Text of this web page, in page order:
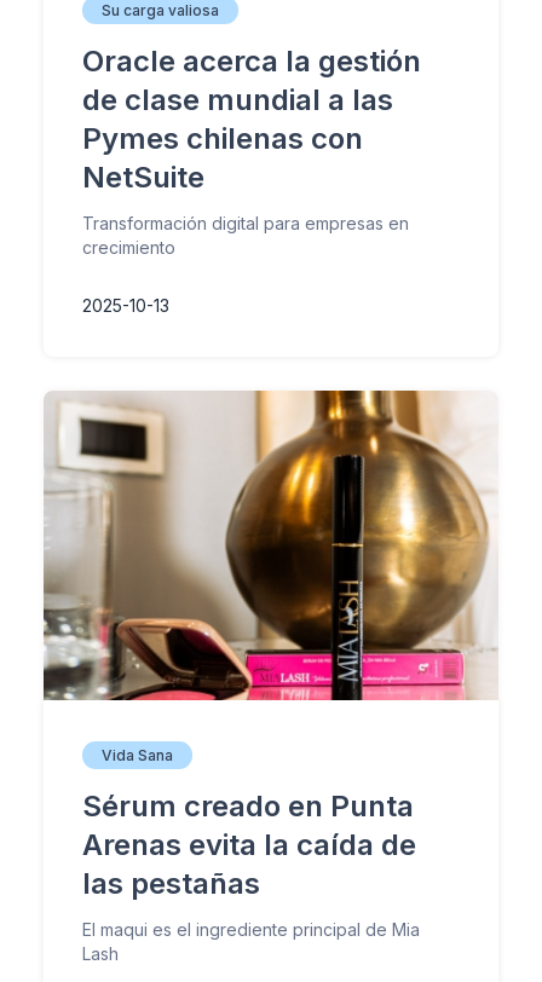
Su carga valiosa
Oracle acerca la gestión
de clase mundial a las
Pymes chilenas con
NetSuite
Transformación digital para empresas en
crecimiento
2025-10-13
Vida Sana
Sérum creado en Punta
Arenas evita la caída de
las pestañas
El maqui es el ingrediente principal de Mia
Lash